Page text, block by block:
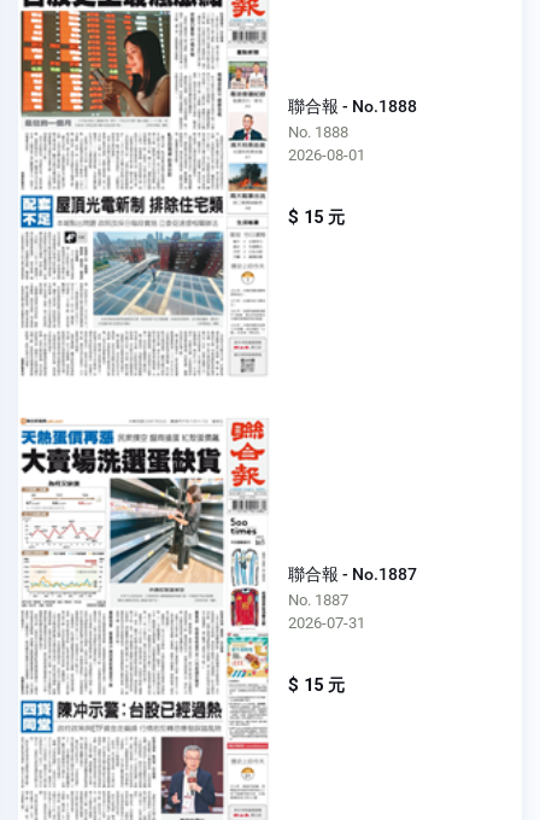
聯合報 - No.1888
No. 1888
2026-08-01
$ 15 元
聯合報 - No.1887
No. 1887
2026-07-31
$ 15 元